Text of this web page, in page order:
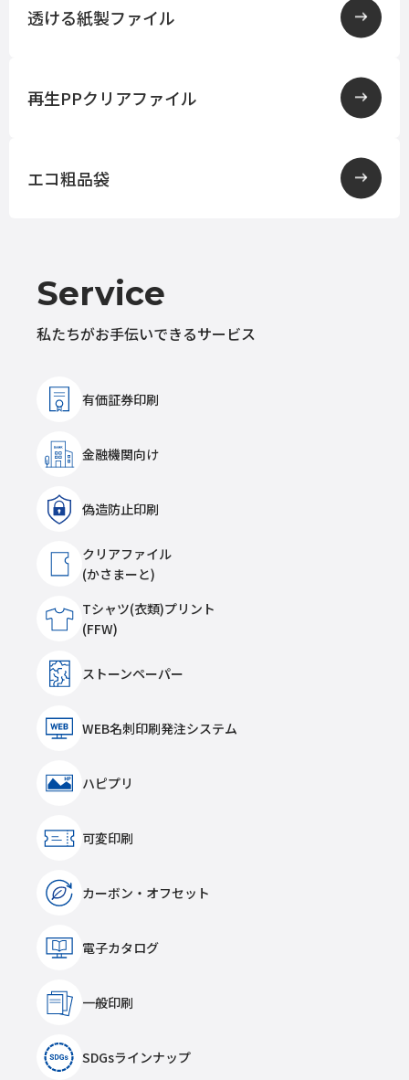
透ける紙製ファイル
再生PPクリアファイル
エコ粗品袋
Service
私たちがお手伝いできるサービス
有価証券印刷
金融機関向け
偽造防止印刷
クリアファイル
(かさまーと)
Tシャツ(衣類)プリント
(FFW)
ストーンペーパー
WEB名刺印刷発注システム
ハピプリ
可変印刷
カーボン・オフセット
電子カタログ
一般印刷
SDGsラインナップ